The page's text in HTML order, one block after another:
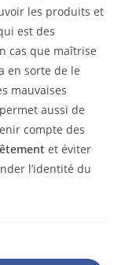
les produits et
est des
cas que maîtrise
en sorte de le
mauvaises
aussi de
compte des
et éviter
l’identité du